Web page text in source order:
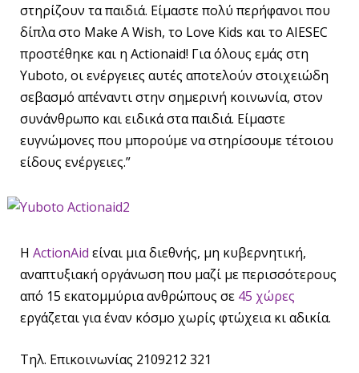
στηρίζουν τα παιδιά. Είμαστε πολύ περήφανοι που
δίπλα στο Make A Wish, το Love Kids και το AIESEC
προστέθηκε και η Actionaid! Για όλους εμάς στη
Yuboto, οι ενέργειες αυτές αποτελούν στοιχειώδη
σεβασμό απέναντι στην σημερινή κοινωνία, στον
συνάνθρωπο και ειδικά στα παιδιά. Είμαστε
ευγνώμονες που μπορούμε να στηρίσουμε τέτοιου
είδους ενέργειες.”
H ActionAid είναι μια διεθνής, μη κυβερνητική,
αναπτυξιακή οργάνωση που μαζί με περισσότερους
από 15 εκατομμύρια ανθρώπους σε 45 χώρες
εργάζεται για έναν κόσμο χωρίς φτώχεια κι αδικία.
Τηλ. Επικοινωνίας 2109212 321